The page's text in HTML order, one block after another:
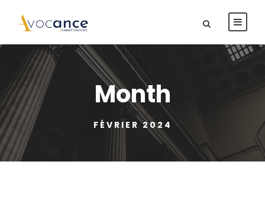
Month
FÉVRIER 2024